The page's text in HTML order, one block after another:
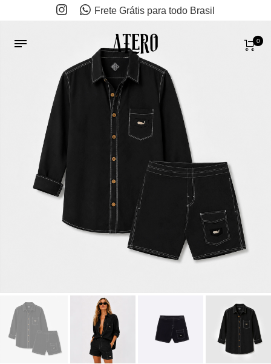
Frete Grátis para todo Brasil
0